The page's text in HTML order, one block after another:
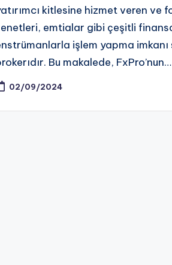
kitlesine hizmet veren ve
emtialar gibi çeşitli
işlem yapma
Bu makalede, FxPro’nun…
02/09/2024